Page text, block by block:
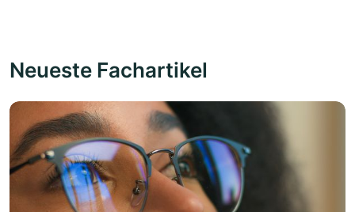
Neueste Fachartikel